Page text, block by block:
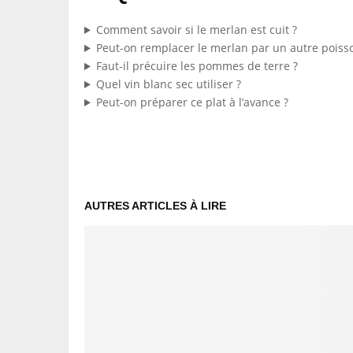
Comment savoir si le merlan est cuit ?
Peut-on remplacer le merlan par un autre
Faut-il précuire les pommes de terre ?
Quel vin blanc sec utiliser ?
Peut-on préparer ce plat à l’avance ?
AUTRES ARTICLES À LIRE